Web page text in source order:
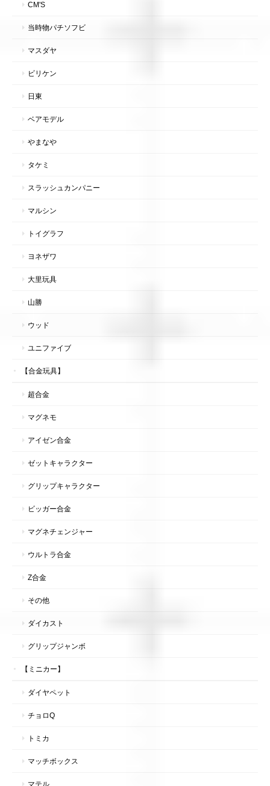
CM'S
当時物パチソフビ
マスダヤ
ビリケン
日東
ベアモデル
やまなや
タケミ
スラッシュカンパニー
マルシン
トイグラフ
ヨネザワ
大里玩具
山勝
ウッド
ユニファイブ
【合金玩具】
超合金
マグネモ
アイゼン合金
ゼットキャラクター
グリップキャラクター
ビッガー合金
マグネチェンジャー
ウルトラ合金
Z合金
その他
ダイカスト
グリップジャンボ
【ミニカー】
ダイヤペット
チョロQ
トミカ
マッチボックス
マテル